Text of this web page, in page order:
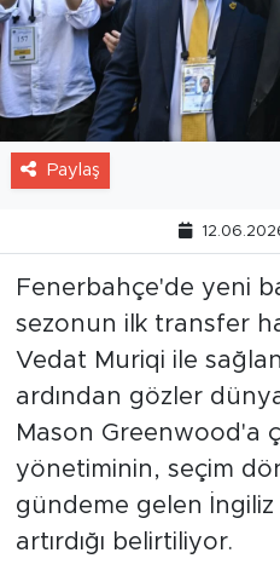
Paylaş
Fenerbahçe'de yeni
sezonun ilk transfer
Vedat Muriqi ile
ardından gözler
Mason Greenwood'a
yönetiminin, seçim
gündeme gelen İngiliz
artırdığı belirtiliyor.